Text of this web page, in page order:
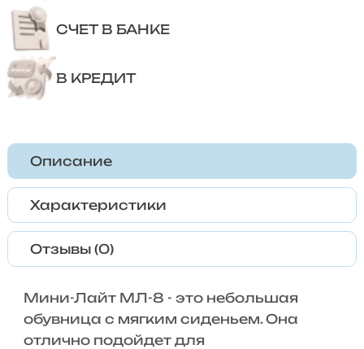
СЧЕТ В БАНКЕ
В КРЕДИТ
Описание
Характеристики
Отзывы (0)
Мини-Лайт МЛ-8 - это небольшая
обувница с мягким сиденьем. Она
отлично подойдет для